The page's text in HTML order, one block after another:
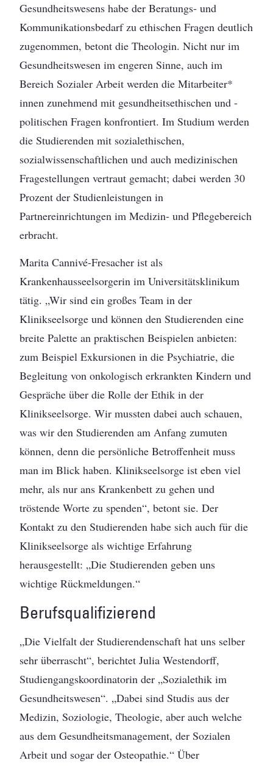
Gesundheitswesens habe der Beratungs- und
Kommunikationsbedarf zu ethischen Fragen deutlich
zugenommen, betont die Theologin. Nicht nur im
Gesundheitswesen im engeren Sinne, auch im
Bereich Sozialer Arbeit werden die Mitarbeiter*
innen zunehmend mit gesundheitsethischen und -
politischen Fragen konfrontiert. Im Studium werden
die Studierenden mit sozialethischen,
sozialwissenschaftlichen und auch medizinischen
Fragestellungen vertraut gemacht; dabei werden 30
Prozent der Studienleistungen in
Partnereinrichtungen im Medizin- und Pflegebereich
erbracht.
Marita Cannivé-Fresacher ist als
Krankenhausseelsorgerin im Universitätsklinikum
tätig. „Wir sind ein großes Team in der
Klinikseelsorge und können den Studierenden eine
breite Palette an praktischen Beispielen anbieten:
zum Beispiel Exkursionen in die Psychiatrie, die
Begleitung von onkologisch erkrankten Kindern und
Gespräche über die Rolle der Ethik in der
Klinikseelsorge. Wir mussten dabei auch schauen,
was wir den Studierenden am Anfang zumuten
können, denn die persönliche Betroffenheit muss
man im Blick haben. Klinikseelsorge ist eben viel
mehr, als nur ans Krankenbett zu gehen und
tröstende Worte zu spenden“, betont sie. Der
Kontakt zu den Studierenden habe sich auch für die
Klinikseelsorge als wichtige Erfahrung
herausgestellt: „Die Studierenden geben uns
wichtige Rückmeldungen.“
Berufsqualifizierend
„Die Vielfalt der Studierendenschaft hat uns selber
sehr überrascht“, berichtet Julia Westendorff,
Studiengangskoordinatorin der „Sozialethik im
Gesundheitswesen“. „Dabei sind Studis aus der
Medizin, Soziologie, Theologie, aber auch welche
aus dem Gesundheitsmanagement, der Sozialen
Arbeit und sogar der Osteopathie.“ Über